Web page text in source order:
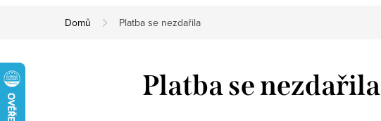
Domů Platba se nezdařila
Platba se nezdařila